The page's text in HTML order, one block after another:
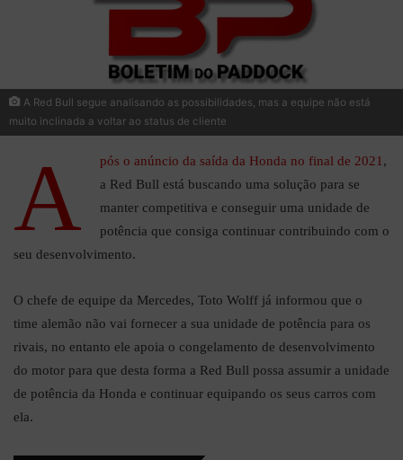
A Red Bull segue analisando as possibilidades, mas a equipe não está
muito inclinada a voltar ao status de cliente
A pós o anúncio da saída da Honda no final de 2021 ,
a Red Bull está buscando uma solução para se
manter competitiva e conseguir uma unidade de
potência que consiga continuar contribuindo com o
seu desenvolvimento.
O chefe de equipe da Mercedes, Toto Wolff já informou que o
time alemão não vai fornecer a sua unidade de potência para os
rivais, no entanto ele apoia o congelamento de desenvolvimento
do motor para que desta forma a Red Bull possa assumir a unidade
de potência da Honda e continuar equipando os seus carros com
ela.